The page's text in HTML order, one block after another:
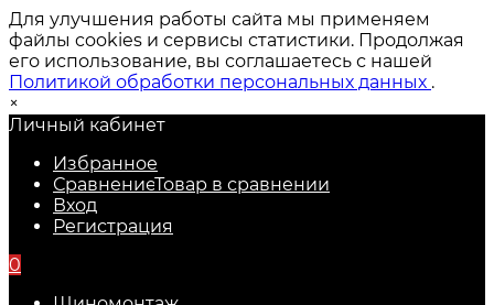
Для улучшения работы сайта мы применяем
файлы cookies и сервисы статистики. Продолжая
его использование, вы соглашаетесь с нашей
Политикой обработки персональных данных .
×
Личный кабинет
Избранное
СравнениеТовар в сравнении
Вход
Регистрация
0